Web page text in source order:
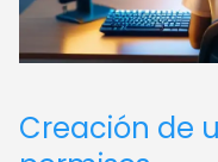
Creación de